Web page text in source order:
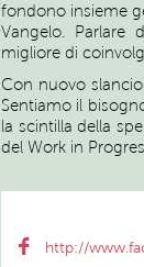
fondono insieme
Vangelo. Parlare
migliore di
Con nuovo
Sentiamo il
la scintilla della
del Work in
http://